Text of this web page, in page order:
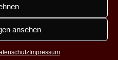
ansehen
Impressum
aus Saarbrücken
Instagram